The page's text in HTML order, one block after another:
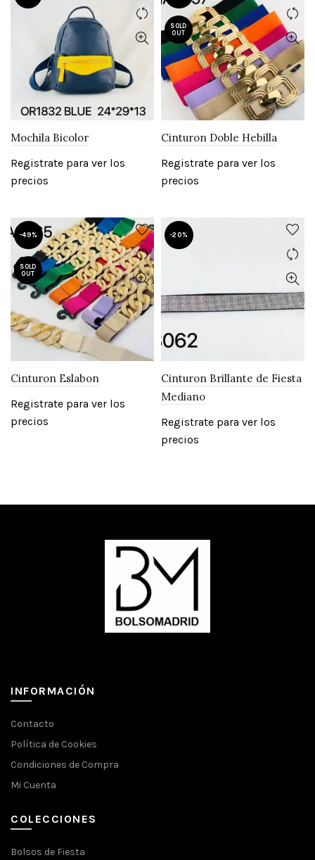
Mochila Bicolor
Registrate para ver los
precios
SOLD
OUT
Cinturon Doble Hebilla
Registrate para ver los
precios
-49%
SOLD
OUT
Cinturon Eslabon
Registrate para ver los
precios
-20%
Cinturon Brillante de Fiesta
Mediano
Registrate para ver los
precios
INFORMACIÓN
Contacto
Política de Cookies
Condiciones de Compra
Mi Cuenta
COLECCIONES
Bolsos de Fiesta